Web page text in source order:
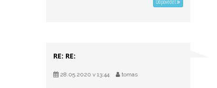
Odpovědět
RE: RE:
28.05.2020 v 13:44 tomas